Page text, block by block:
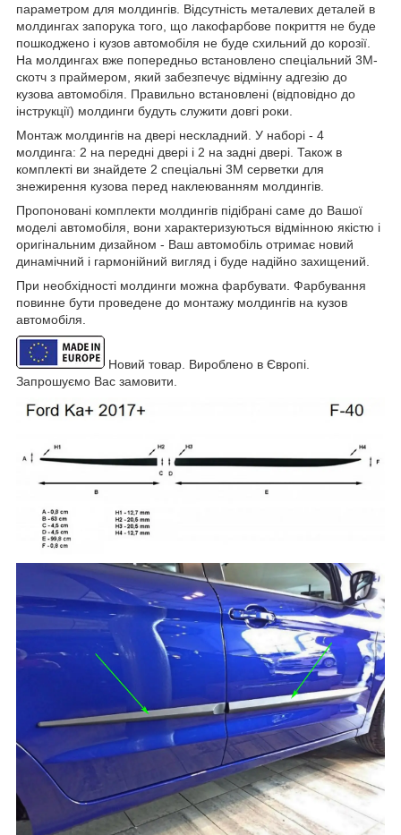
параметром для молдингів. Відсутність металевих деталей в
молдингах запорука того, що лакофарбове покриття не буде
пошкоджено і кузов автомобіля не буде схильний до корозії.
На молдингах вже попередньо встановлено спеціальний 3М-
скотч з праймером, який забезпечує відмінну адгезію до
кузова автомобіля. Правильно встановлені (відповідно до
інструкції) молдинги будуть служити довгі роки.
Монтаж молдингів на двері нескладний. У наборі - 4
молдинга: 2 на передні двері і 2 на задні двері. Також в
комплекті ви знайдете 2 спеціальні 3M серветки для
знежирення кузова перед наклеюванням молдингів.
Пропоновані комплекти молдингів підібрані саме до Вашої
моделі автомобіля, вони характеризуються відмінною якістю і
оригінальним дизайном - Ваш автомобіль отримає новий
динамічний і гармонійний вигляд і буде надійно захищений.
При необхідності молдинги можна фарбувати. Фарбування
повинне бути проведене до монтажу молдингів на кузов
автомобіля.
Новий товар. Вироблено в Європі.
Запрошуємо Вас замовити.